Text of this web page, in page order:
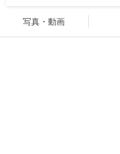
写真・動画